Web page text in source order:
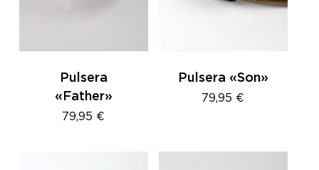
Pulsera
«Father»
79,95 €
Pulsera «Son»
79,95 €